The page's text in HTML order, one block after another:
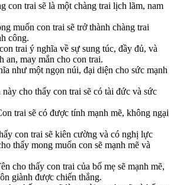
con trai sẽ là một chàng trai lịch lãm, nam
muốn con trai sẽ trở thành chàng trai
công.
trai ý nghĩa về sự sung túc, đầy đủ, và
an, may mắn cho con trai.
như một ngọn núi, đại diện cho sức mạnh
này cho thấy con trai sẽ có tài đức và sức
trai sẽ có được tính mạnh mẽ, không ngại
con trai sẽ kiên cường và có nghị lực
thấy mong muốn con sẽ mạnh mẽ và
cho thấy con trai của bố mẹ sẽ mạnh mẽ,
giành được chiến thắng.